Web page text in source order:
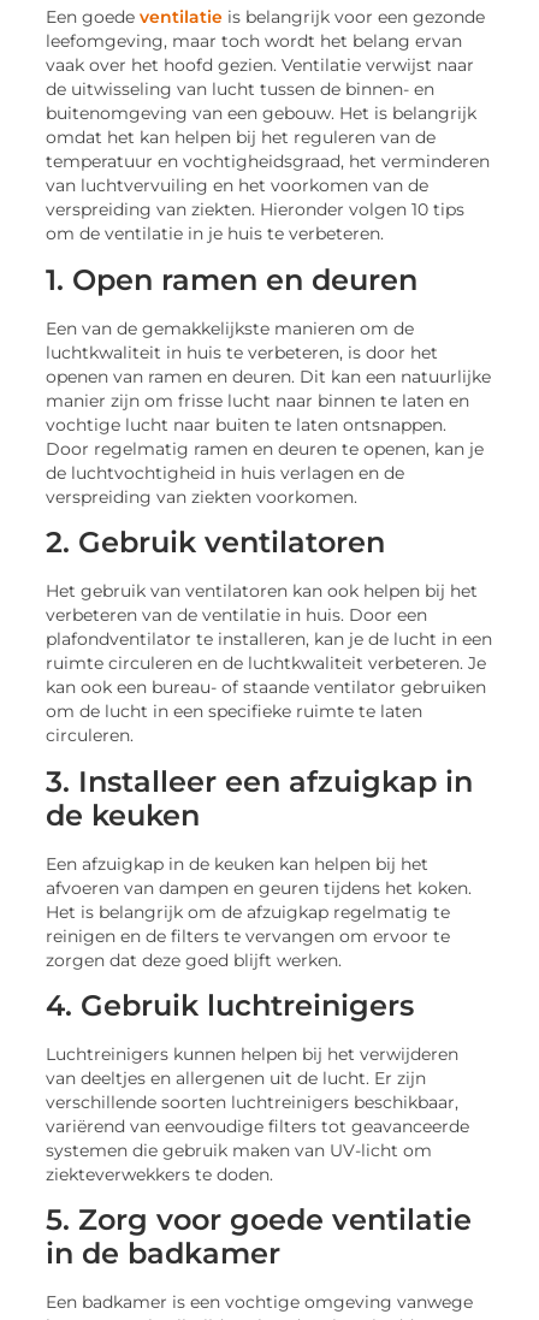
Een goedeventilatie is belangrijk voor een gezonde
leefomgeving, maar toch wordt het belang ervan
vaak over het hoofd gezien. Ventilatie verwijst naar
de uitwisseling van lucht tussen de binnen- en
buitenomgeving van een gebouw. Het is belangrijk
omdat het kan helpen bij het reguleren van de
temperatuur en vochtigheidsgraad, het verminderen
van luchtvervuiling en het voorkomen van de
verspreiding van ziekten. Hieronder volgen 10 tips
om de ventilatie in je huis te verbeteren.
1. Open ramen en deuren
Een van de gemakkelijkste manieren om de
luchtkwaliteit in huis te verbeteren, is door het
openen van ramen en deuren. Dit kan een natuurlijke
manier zijn om frisse lucht naar binnen te laten en
vochtige lucht naar buiten te laten ontsnappen.
Door regelmatig ramen en deuren te openen, kan je
de luchtvochtigheid in huis verlagen en de
verspreiding van ziekten voorkomen.
2. Gebruik ventilatoren
Het gebruik van ventilatoren kan ook helpen bij het
verbeteren van de ventilatie in huis. Door een
plafondventilator te installeren, kan je de lucht in een
ruimte circuleren en de luchtkwaliteit verbeteren. Je
kan ook een bureau- of staande ventilator gebruiken
om de lucht in een specifieke ruimte te laten
circuleren.
3. Installeer een afzuigkap in
de keuken
Een afzuigkap in de keuken kan helpen bij het
afvoeren van dampen en geuren tijdens het koken.
Het is belangrijk om de afzuigkap regelmatig te
reinigen en de filters te vervangen om ervoor te
zorgen dat deze goed blijft werken.
4. Gebruik luchtreinigers
Luchtreinigers kunnen helpen bij het verwijderen
van deeltjes en allergenen uit de lucht. Er zijn
verschillende soorten luchtreinigers beschikbaar,
variërend van eenvoudige filters tot geavanceerde
systemen die gebruik maken van UV-licht om
ziekteverwekkers te doden.
5. Zorg voor goede ventilatie
in de badkamer
Een badkamer is een vochtige omgeving vanwege